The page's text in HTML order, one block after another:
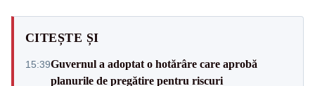
CITEȘTE ȘI
15:39Guvernul a adoptat o hotărâre care aprobă
planurile de pregătire pentru riscuri